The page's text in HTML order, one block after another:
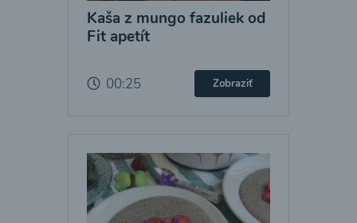
Kaša z mungo fazuliek od
Fit apetít
00:25 Zobraziť